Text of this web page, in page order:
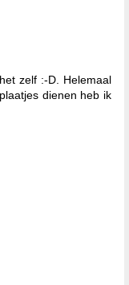
zelf :-D. Helemaal
dienen heb ik